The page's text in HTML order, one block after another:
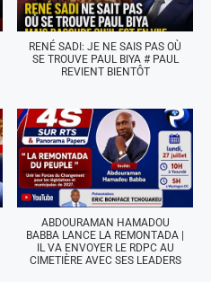
RENÉ SADI: JE NE SAIS PAS OÙ
SE TROUVE PAUL BIYA # PAUL
REVIENT BIENTÔT
ABDOURAMAN HAMADOU
BABBA LANCE LA REMONTADA |
IL VA ENVOYER LE RDPC AU
CIMETIÈRE AVEC SES LEADERS